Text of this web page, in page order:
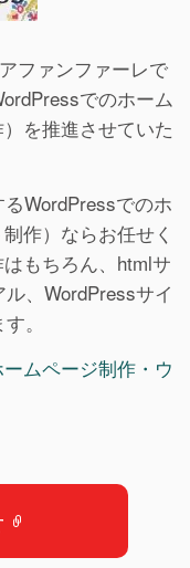
ファンファーレで
でのホーム
を推進させていた
WordPressでのホ
作）ならお任せく
もちろん、htmlサ
、WordPressサイ
。
ムページ制作・ウ